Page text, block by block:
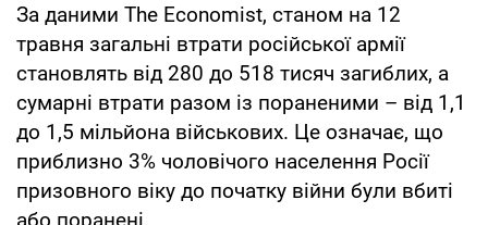
За даними The Economist, станом на 12
травня загальні втрати російської армії
становлять від 280 до 518 тисяч загиблих, а
сумарні втрати разом із пораненими – від 1,1
до 1,5 мільйона військових. Це означає, що
приблизно 3% чоловічого населення Росії
призовного віку до початку війни були вбиті
або поранені.